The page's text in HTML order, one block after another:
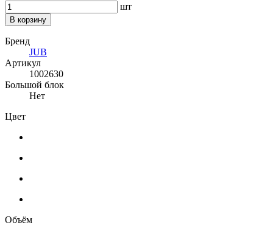
шт
В корзину
Бренд
JUB
Артикул
1002630
Большой блок
Нет
Цвет
Объём